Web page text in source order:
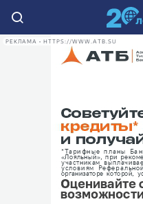
РЕКЛАМА • HTTPS://WWW.ATB.SU